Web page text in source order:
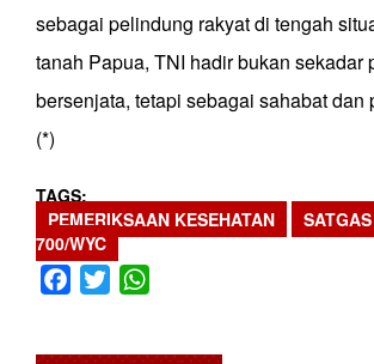
sebagai pelindung rakyat di tengah
tanah Papua, TNI hadir bukan sekadar
bersenjata, tetapi sebagai sahabat dan
(*)
TAGS
PEMERIKSAAN KESEHATAN
700/WYC
Facebook
Twitter